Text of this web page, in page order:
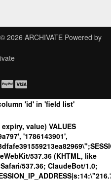
2026 ARCHIVATEPowered by
'id' in 'field list'
value) VALUES
'1786143901',
537.36 (KHTML, like
537.36; ClaudeBot/1.0;